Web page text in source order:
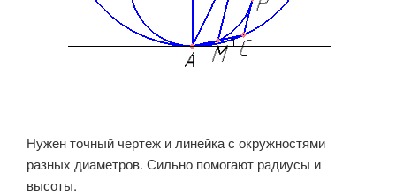
Нужен точный чертеж и линейка с окружностями
разных диаметров. Сильно помогают радиусы и
высоты.